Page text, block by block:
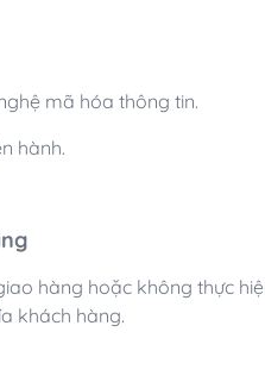
mã hóa thông tin.
hành.
hàng hoặc không thực
khách hàng.